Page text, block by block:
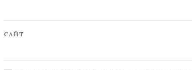
САЙТ